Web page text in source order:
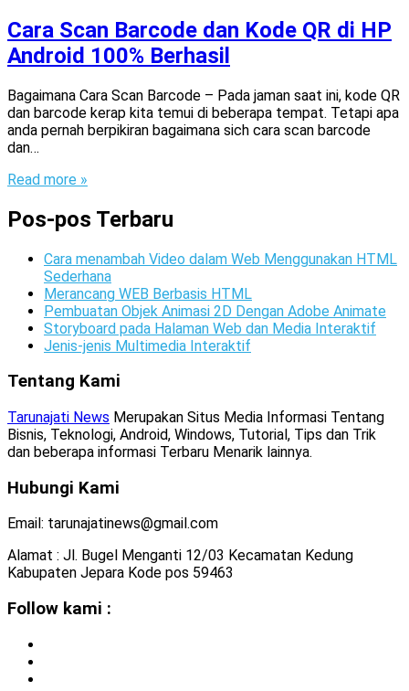
Cara Scan Barcode dan Kode QR di HP
Android 100% Berhasil
Bagaimana Cara Scan Barcode – Pada jaman saat ini, kode QR
dan barcode kerap kita temui di beberapa tempat. Tetapi apa
anda pernah berpikiran bagaimana sich cara scan barcode
dan…
Read more »
Pos-pos Terbaru
Cara menambah Video dalam Web Menggunakan HTML
Sederhana
Merancang WEB Berbasis HTML
Pembuatan Objek Animasi 2D Dengan Adobe Animate
Storyboard pada Halaman Web dan Media Interaktif
Jenis-jenis Multimedia Interaktif
Tentang Kami
Tarunajati News Merupakan Situs Media Informasi Tentang
Bisnis, Teknologi, Android, Windows, Tutorial, Tips dan Trik
dan beberapa informasi Terbaru Menarik lainnya.
Hubungi Kami
Email: tarunajatinews@gmail.com
Alamat : Jl. Bugel Menganti 12/03 Kecamatan Kedung
Kabupaten Jepara Kode pos 59463
Follow kami :